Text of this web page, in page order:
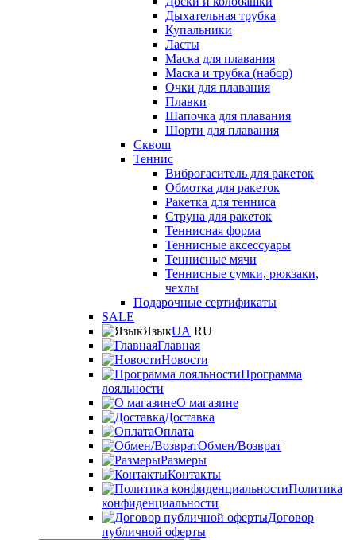
Дыхательная трубка
Купальники
Ласты
Маска для плавания
Маска и трубка (набор)
Очки для плавания
Плавки
Шапочка для плавания
Шорти для плавания
Сквош
Теннис
Виброгаситель для ракеток
Обмотка для ракеток
Ракетка для тенниса
Струна для ракеток
Теннисная форма
Теннисные аксессуары
Теннисные мячи
Теннисные сумки, рюкзаки,
чехлы
Подарочные сертификаты
SALE
ЯзыкUA RU
Главная
Новости
Программа
лояльности
О магазине
Доставка
Оплата
Обмен/Возврат
Размеры
Контакты
Политика
конфиденциальности
Договор
публичной оферты